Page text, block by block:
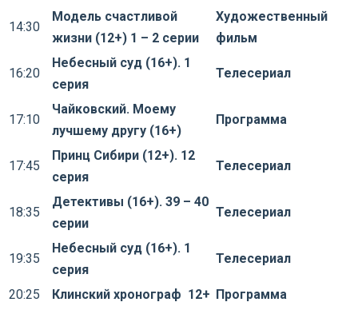
14:30
Модель счастливой
жизни (12+) 1 – 2 серии
Художественный
фильм
16:20
Небесный суд (16+). 1
серия
Телесериал
17:10
Чайковский. Моему
лучшему другу (16+)
Программа
17:45
Принц Сибири (12+). 12
серия
Телесериал
18:35
Детективы (16+). 39 – 40
серии
Телесериал
19:35
Небесный суд (16+). 1
серия
Телесериал
20:25 Клинский хронограф 12+ Программа